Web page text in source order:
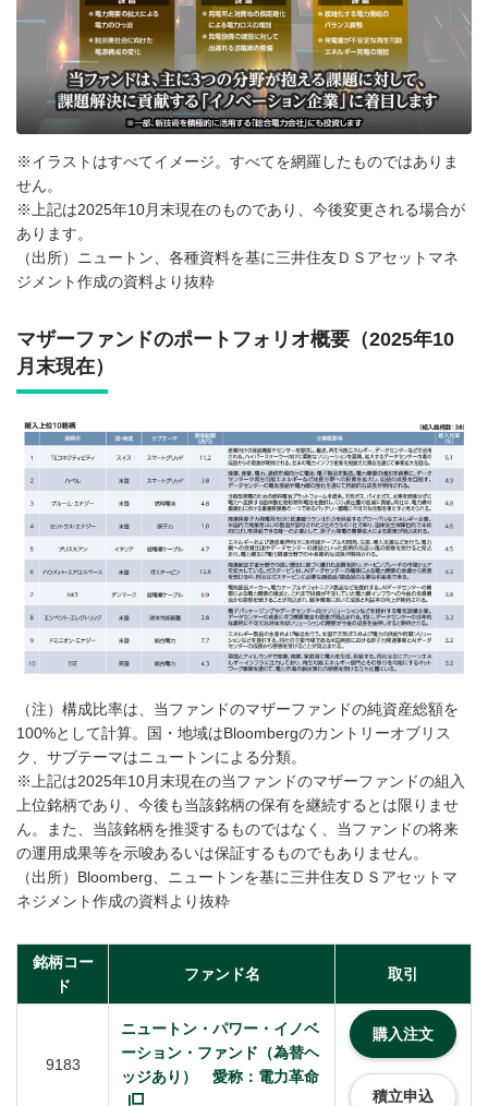
※イラストはすべてイメージ。すべてを網羅したものではありま
せん。
※上記は2025年10月末現在のものであり、今後変更される場合が
あります。
（出所）ニュートン、各種資料を基に三井住友ＤＳアセットマネ
ジメント作成の資料より抜粋
マザーファンドのポートフォリオ概要（2025年10
月末現在）
（注）構成比率は、当ファンドのマザーファンドの純資産総額を
100%として計算。国・地域はBloombergのカントリーオブリス
ク、サブテーマはニュートンによる分類。
※上記は2025年10月末現在の当ファンドのマザーファンドの組入
上位銘柄であり、今後も当該銘柄の保有を継続するとは限りませ
ん。また、当該銘柄を推奨するものではなく、当ファンドの将来
の運用成果等を示唆あるいは保証するものでもありません。
（出所）Bloomberg、ニュートンを基に三井住友ＤＳアセットマ
ネジメント作成の資料より抜粋
銘柄コー
ド
ファンド名 取引
9183
ニュートン・パワー・イノベ
ーション・ファンド（為替ヘ
ッジあり） 愛称：電力革命
購入注文
積立申込